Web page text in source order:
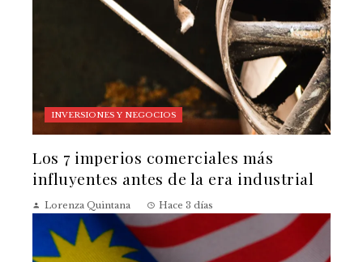
INVERSIONES Y NEGOCIOS
Los 7 imperios comerciales más
influyentes antes de la era industrial
Lorenza Quintana Hace 3 días